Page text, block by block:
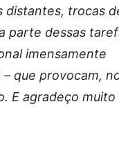
distantes, trocas
parte dessas
imensamente
que provocam,
E agradeço muito